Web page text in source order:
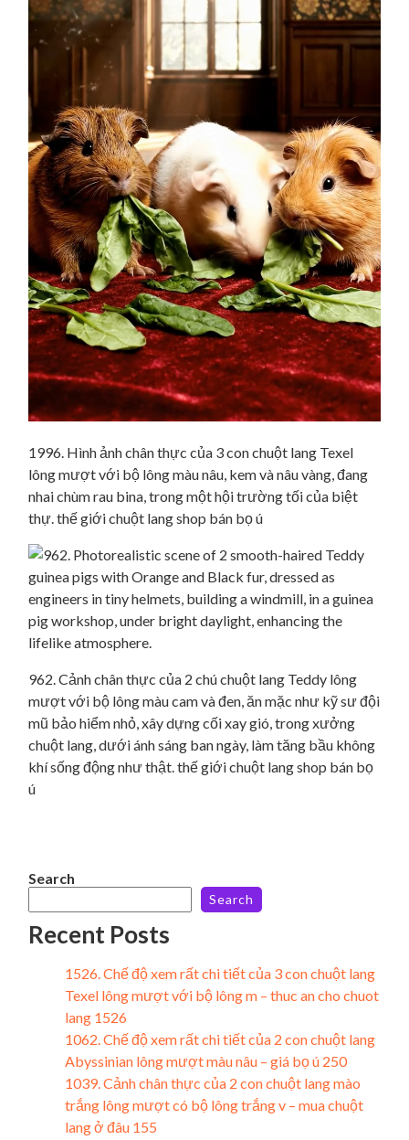
1996. Hình ảnh chân thực của 3 con chuột lang Texel
lông mượt với bộ lông màu nâu, kem và nâu vàng, đang
nhai chùm rau bina, trong một hội trường tối của biệt
thự. thế giới chuột lang shop bán bọ ú
962. Cảnh chân thực của 2 chú chuột lang Teddy lông
mượt với bộ lông màu cam và đen, ăn mặc như kỹ sư đội
mũ bảo hiểm nhỏ, xây dựng cối xay gió, trong xưởng
chuột lang, dưới ánh sáng ban ngày, làm tăng bầu không
khí sống động như thật. thế giới chuột lang shop bán bọ
ú
Search
Search
Recent Posts
1526. Chế độ xem rất chi tiết của 3 con chuột lang
Texel lông mượt với bộ lông m – thuc an cho chuot
lang 1526
1062. Chế độ xem rất chi tiết của 2 con chuột lang
Abyssinian lông mượt màu nâu – giá bọ ú 250
1039. Cảnh chân thực của 2 con chuột lang mào
trắng lông mượt có bộ lông trắng v – mua chuột
lang ở đâu 155